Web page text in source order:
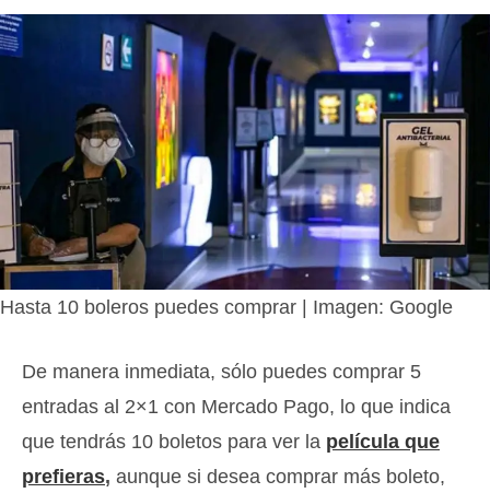
Hasta 10 boleros puedes comprar | Imagen: Google
De manera inmediata, sólo puedes comprar 5
entradas al 2×1 con Mercado Pago, lo que indica
que tendrás 10 boletos para ver la película que
prefieras, aunque si desea comprar más boleto,